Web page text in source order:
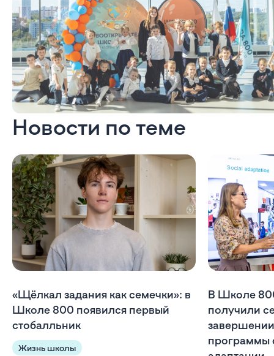
Новости по теме
«Щёлкал задания как семечки»: в
Школе 800 появился первый
стобалльник
Жизнь школы
В Школе
получили
программы